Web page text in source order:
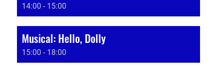
14:00 - 15:00
Musical: Hello, Dolly
15:00 - 18:00